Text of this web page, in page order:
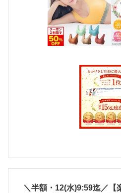
＼半額・12(水)9:59迄／【